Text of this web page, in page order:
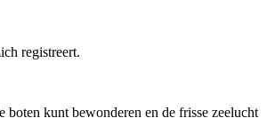
registreert.
boten kunt bewonderen en de frisse zeelucht